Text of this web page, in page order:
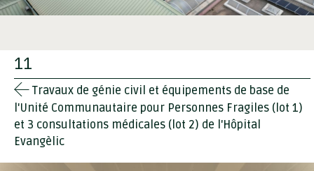
11
Travaux de génie civil et équipements de base de
l'Unité Communautaire pour Personnes Fragiles (lot 1)
et 3 consultations médicales (lot 2) de l'Hôpital
Evangèlic